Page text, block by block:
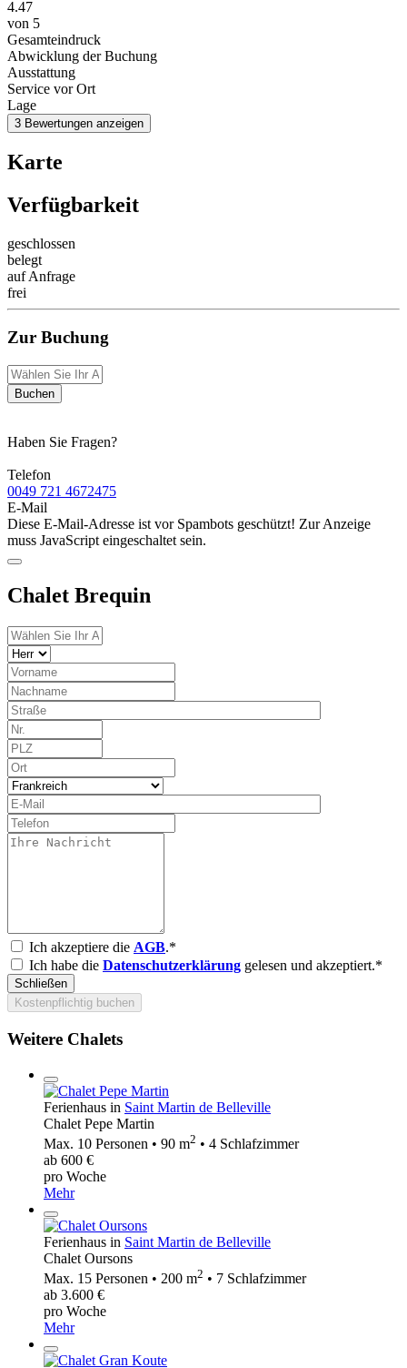
4.47
von 5
Gesamteindruck
Abwicklung der Buchung
Ausstattung
Service vor Ort
Lage
3 Bewertungen anzeigen
Karte
Verfügbarkeit
geschlossen
belegt
auf Anfrage
frei
Zur Buchung
Buchen
Haben Sie Fragen?
Telefon
0049 721 4672475
E-Mail
Diese E-Mail-Adresse ist vor Spambots geschützt! Zur Anzeige
muss JavaScript eingeschaltet sein.
Chalet Brequin
Ich akzeptiere die AGB.*
Ich habe die Datenschutzerklärung gelesen und akzeptiert.*
Schließen
Kostenpflichtig buchen
Weitere Chalets
Ferienhaus in Saint Martin de Belleville
Chalet Pepe Martin
Max. 10 Personen • 90 m2 • 4 Schlafzimmer
ab 600 €
pro Woche
Mehr
Ferienhaus in Saint Martin de Belleville
Chalet Oursons
Max. 15 Personen • 200 m2 • 7 Schlafzimmer
ab 3.600 €
pro Woche
Mehr